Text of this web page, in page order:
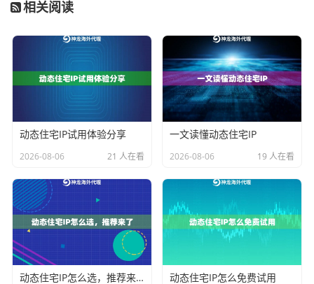
控、搜索引擎优化数据获取等场景至关重要。在选择
型，并确认其是否能够支持你的特定业务场景。
判断维度二：资源规模、纯净度与覆盖范围
企业级应用意味着持续和大量的消耗。第二个关键判断
资源规模
一个拥有数千万级别IP池的服务商，能够为企业客户提
供充足的IP轮换空间，避免因资源枯竭导致业务中断。
例如，神龙海外动态IP拥有超过9000万的庞大IP资源
库，这为需要无限提取代理IP数量、进行长期大规模数
相关阅读
动态住宅IP试用体验分享
2026-08-06 21 人在看
一文读懂动态住宅IP
2026-08-06 19 人在看
动态住宅IP怎么选，推荐来了 动态住宅IP怎么免费试用